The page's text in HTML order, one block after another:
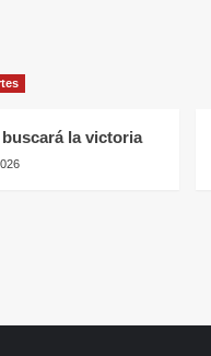
la victoria